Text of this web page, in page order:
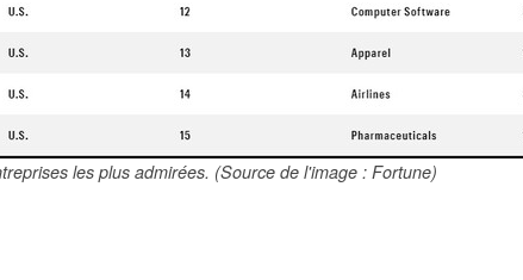
les plus admirées. (Source de l'image : Fortune)